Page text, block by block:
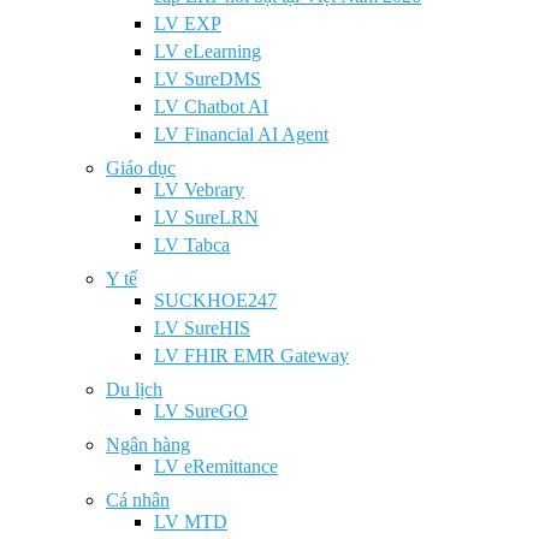
LV EXP
LV eLearning
LV SureDMS
LV Chatbot AI
LV Financial AI Agent
Giáo dục
LV Vebrary
LV SureLRN
LV Tabca
Y tế
SUCKHOE247
LV SureHIS
LV FHIR EMR Gateway
Du lịch
LV SureGO
Ngân hàng
LV eRemittance
Cá nhân
LV MTD